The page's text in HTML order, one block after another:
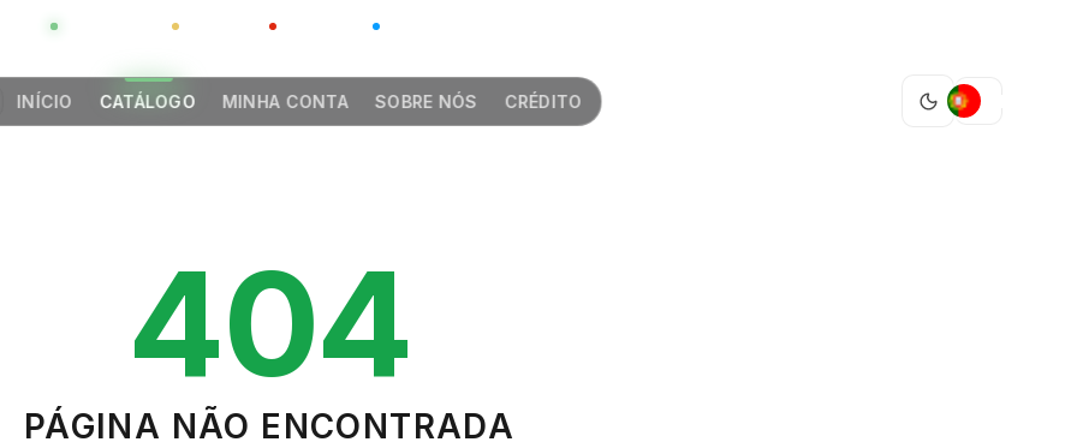
CHINA
INÍCIO CATÁLOGO MINHA CONTA SOBRE NÓS CRÉDITO
404
PÁGINA NÃO ENCONTRADA